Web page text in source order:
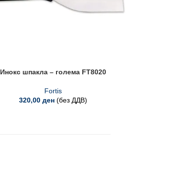
Инокс шпакла – голема FT8020
Fortis
320,00 ден (без ДДВ)